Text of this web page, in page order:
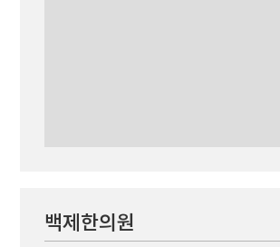
백제한의원